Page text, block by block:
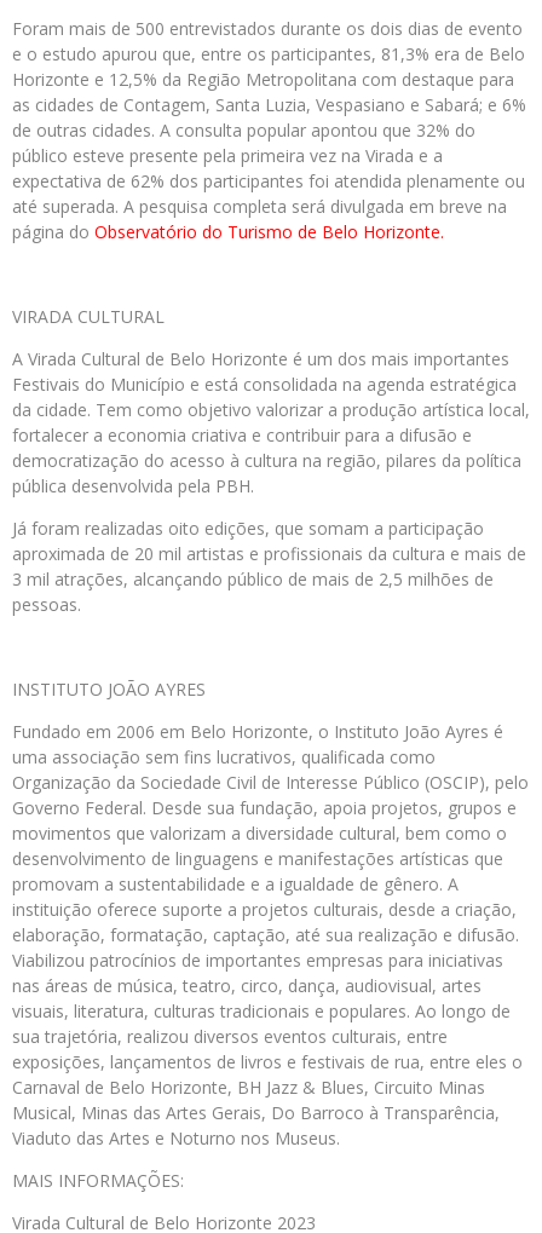
Foram mais de 500 entrevistados durante os dois dias de evento
e o estudo apurou que, entre os participantes, 81,3% era de Belo
Horizonte e 12,5% da Região Metropolitana com destaque para
as cidades de Contagem, Santa Luzia, Vespasiano e Sabará; e 6%
de outras cidades. A consulta popular apontou que 32% do
público esteve presente pela primeira vez na Virada e a
expectativa de 62% dos participantes foi atendida plenamente ou
até superada. A pesquisa completa será divulgada em breve na
página do Observatório do Turismo de Belo Horizonte.
VIRADA CULTURAL
A Virada Cultural de Belo Horizonte é um dos mais importantes
Festivais do Município e está consolidada na agenda estratégica
da cidade. Tem como objetivo valorizar a produção artística local,
fortalecer a economia criativa e contribuir para a difusão e
democratização do acesso à cultura na região, pilares da política
pública desenvolvida pela PBH.
Já foram realizadas oito edições, que somam a participação
aproximada de 20 mil artistas e profissionais da cultura e mais de
3 mil atrações, alcançando público de mais de 2,5 milhões de
pessoas.
INSTITUTO JOÃO AYRES
Fundado em 2006 em Belo Horizonte, o Instituto João Ayres é
uma associação sem fins lucrativos, qualificada como
Organização da Sociedade Civil de Interesse Público (OSCIP), pelo
Governo Federal. Desde sua fundação, apoia projetos, grupos e
movimentos que valorizam a diversidade cultural, bem como o
desenvolvimento de linguagens e manifestações artísticas que
promovam a sustentabilidade e a igualdade de gênero. A
instituição oferece suporte a projetos culturais, desde a criação,
elaboração, formatação, captação, até sua realização e difusão.
Viabilizou patrocínios de importantes empresas para iniciativas
nas áreas de música, teatro, circo, dança, audiovisual, artes
visuais, literatura, culturas tradicionais e populares. Ao longo de
sua trajetória, realizou diversos eventos culturais, entre
exposições, lançamentos de livros e festivais de rua, entre eles o
Carnaval de Belo Horizonte, BH Jazz & Blues, Circuito Minas
Musical, Minas das Artes Gerais, Do Barroco à Transparência,
Viaduto das Artes e Noturno nos Museus.
MAIS INFORMAÇÕES:
Virada Cultural de Belo Horizonte 2023